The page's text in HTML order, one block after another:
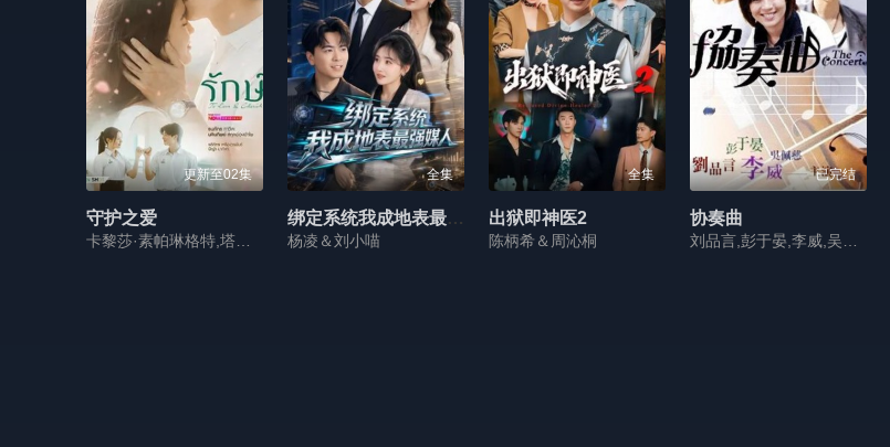
更新至02集
守护之爱
全集
绑定系统我成地表最强媒人
杨凌＆刘小喵
全集
出狱即神医2
陈柄希＆周沁桐
已完结
协奏曲